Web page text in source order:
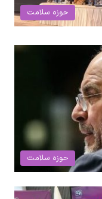
حوزه سلامت
حوزه سلامت